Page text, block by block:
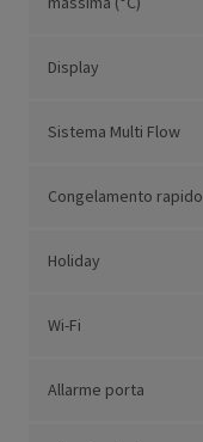
Display
Sistema Multi Flow
Congelamento rapido
Holiday
Wi-Fi
Allarme porta